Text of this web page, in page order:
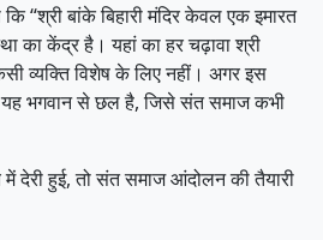
“श्री बांके बिहारी मंदिर केवल एक इमारत
का केंद्र है। यहां का हर चढ़ावा श्री
व्यक्ति विशेष के लिए नहीं। अगर इस
भगवान से छल है, जिसे संत समाज कभी
देरी हुई, तो संत समाज आंदोलन की तैयारी